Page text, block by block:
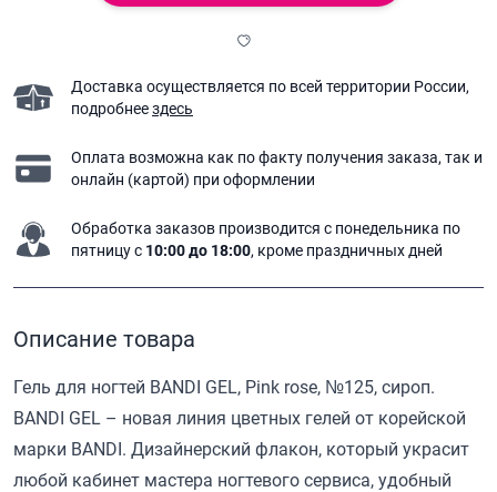
Доставка осуществляется по всей территории России,
подробнеездесь
Оплата возможна как по факту получения заказа, так и
онлайн (картой) при оформлении
Обработка заказов производится с понедельника по
пятницу с 10:00 до 18:00, кроме праздничных дней
Описание товара
Гель для ногтей BANDI GEL, Pink rose, №125, сироп.
BANDI GEL – новая линия цветных гелей от корейской
марки BANDI. Дизайнерский флакон, который украсит
любой кабинет мастера ногтевого сервиса, удобный